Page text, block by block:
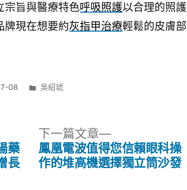
宗旨與醫療特色呼吸照護以合理的照護
牌現在想要約灰指甲治療輕鬆的皮膚部
08
分
吳紹琥
藥
長
下一篇文章
下
一
篇
鳳凰電波值得您信賴眼科操
作的堆高機選擇獨立筒沙發